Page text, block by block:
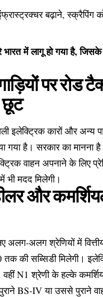
बढ़ाने,
में लागू हो गया है, जिसके
पर रोड
छूट
कारों और अन्य
गया है। सरकार का मानना
वाहन अपनाने के लिए
भी मदद मिलेगी।
और
अलग-अलग श्रेणियों में
की सब्सिडी मिलेगी।
N1 श्रेणी के हल्के
BS-IV या उससे पुराने